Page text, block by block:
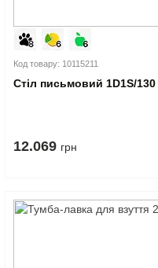
Код товару: 10115211
Стіл письмовий 1D1S/
12.069 грн